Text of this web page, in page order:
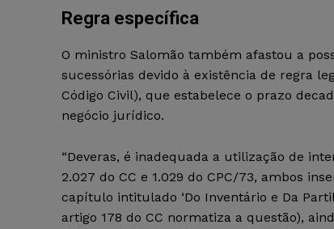
Regra específica
O ministro Salomão também afastou a
sucessórias devido à existência de regra
Código Civil), que estabelece o prazo
negócio jurídico.
“Deveras, é inadequada a utilização de
2.027 do CC e 1.029 do CPC/73, ambos
capítulo intitulado ‘Do Inventário e Da
artigo 178 do CC normatiza a questão),